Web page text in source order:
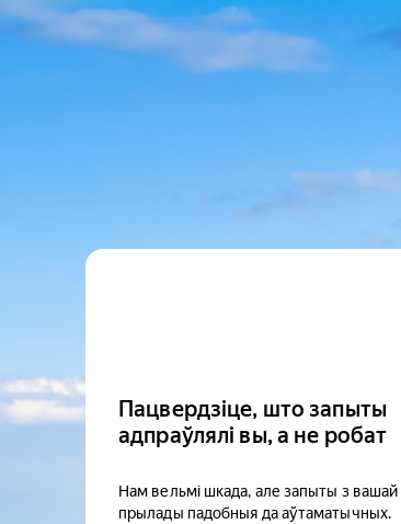
Пацвердзіце, што запыты
адпраўлялі вы, а не робат
Нам вельмі шкада, але запыты з вашай
прылады падобныя да аўтаматычных.